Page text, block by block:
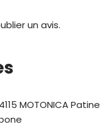
un avis.